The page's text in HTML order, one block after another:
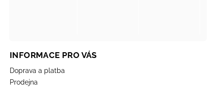
INFORMACE PRO VÁS
Doprava a platba
Prodejna